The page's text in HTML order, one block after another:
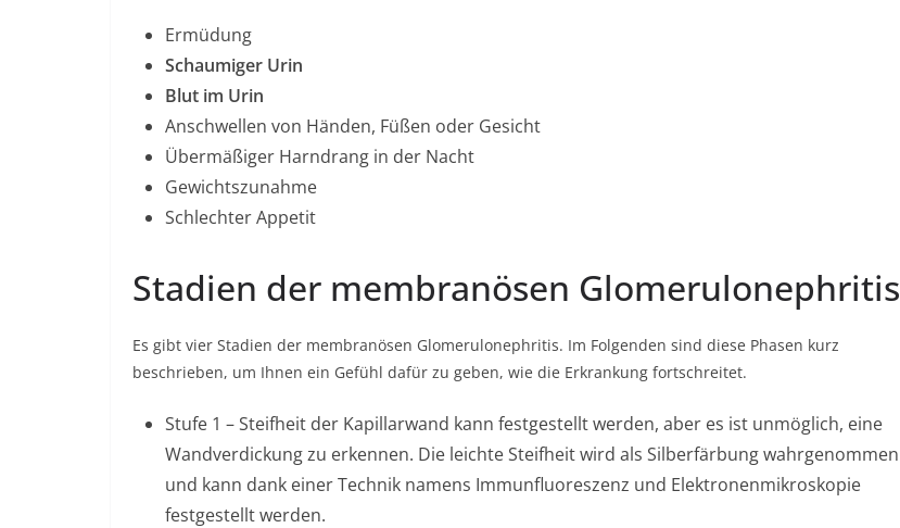
Ermüdung
Schaumiger Urin
Blut im Urin
Anschwellen von Händen, Füßen oder Gesicht
Übermäßiger Harndrang in der Nacht
Gewichtszunahme
Schlechter Appetit
Stadien der membranösen Glomerulonephritis
Es gibt vier Stadien der membranösen Glomerulonephritis. Im Folgenden sind diese Phasen kurz
beschrieben, um Ihnen ein Gefühl dafür zu geben, wie die Erkrankung fortschreitet.
Stufe 1 – Steifheit der Kapillarwand kann festgestellt werden, aber es ist unmöglich, eine
Wandverdickung zu erkennen. Die leichte Steifheit wird als Silberfärbung wahrgenommen
und kann dank einer Technik namens Immunfluoreszenz und Elektronenmikroskopie
festgestellt werden.